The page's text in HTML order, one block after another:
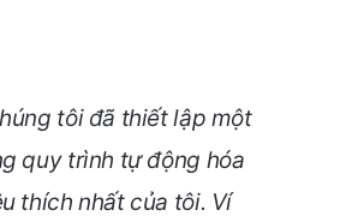
tôi đã thiết lập một
quy trình tự động hóa
thích nhất của tôi. Ví